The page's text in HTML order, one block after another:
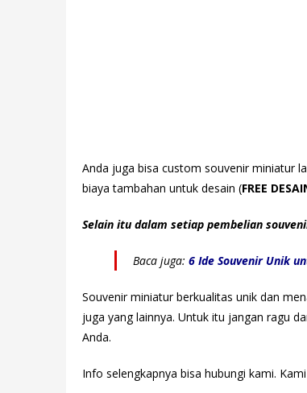
Anda juga bisa custom souvenir miniatur
biaya tambahan untuk desain (FREE
Selain itu dalam setiap pembelian
Baca juga: 6 Ide Souvenir Unik
Souvenir miniatur berkualitas unik dan
juga yang lainnya. Untuk itu jangan ragu
Anda.
Info selengkapnya bisa hubungi kami.